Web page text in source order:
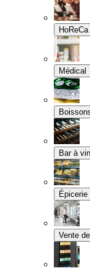
HoReCa
Médical
Bar à vin
Épicerie
Vente